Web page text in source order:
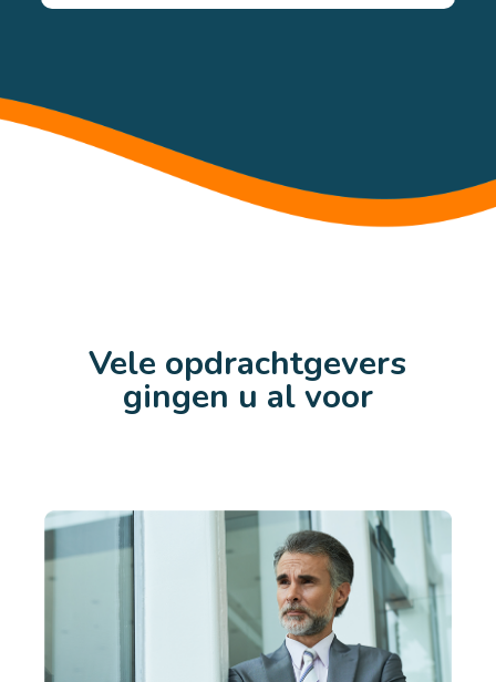
Vele opdrachtgevers
gingen u al voor